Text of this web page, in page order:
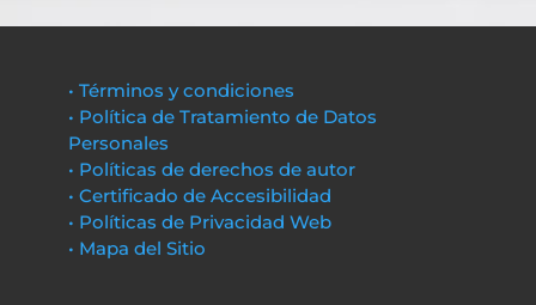
• Términos y condiciones
• Política de Tratamiento de Datos
Personales
• Políticas de derechos de autor
• Certificado de Accesibilidad
• Políticas de Privacidad Web
• Mapa del Sitio